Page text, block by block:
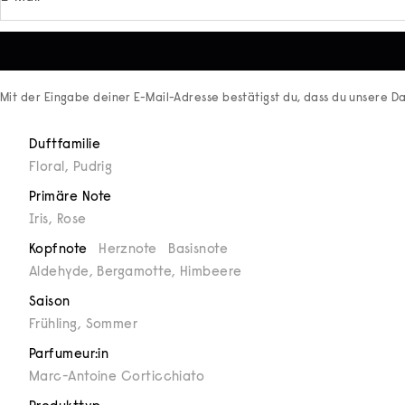
Mit der Eingabe deiner E-Mail-Adresse bestätigst du, dass du unsere
Duftfamilie
Floral, Pudrig
Primäre Note
Iris, Rose
Kopfnote Herznote
Basisnote
Aldehyde, Bergamotte, Himbeere
Saison
Frühling, Sommer
Parfumeur:in
Marc-Antoine Corticchiato